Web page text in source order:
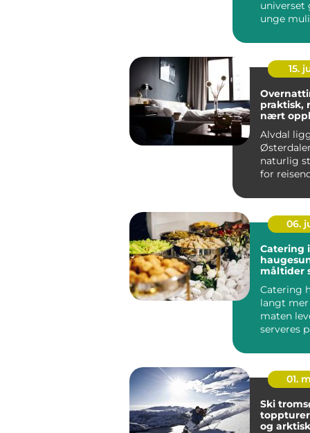
universet
unge
15.
praktisk,
nært
Alvdal
naturlig
for
06.
Catering i
haugesund
måltider
Catering
langt mer
maten
serveres
01.
Ski
og